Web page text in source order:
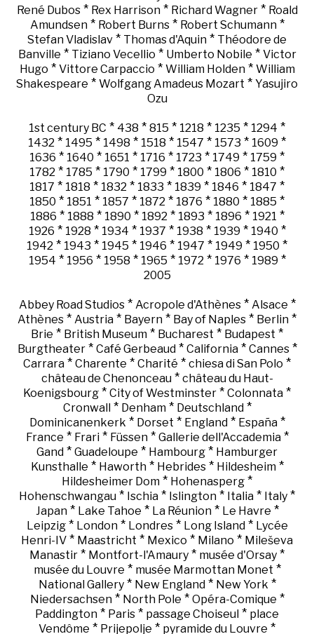
René Dubos* Rex Harrison* Richard Wagner* Roald
Amundsen* Robert Burns* Robert Schumann*
Stefan Vladislav * Thomas d'Aquin * Théodore de
Banville * Tiziano Vecellio * Umberto Nobile * Victor
Hugo * Vittore Carpaccio * William Holden* William
Shakespeare * Wolfgang Amadeus Mozart * Yasujiro
Ozu
1st century BC * 438 * 815 * 1218 * 1235 * 1294 *
1432 * 1495 * 1498 * 1518 * 1547 * 1573 * 1609 *
1636 * 1640 * 1651 * 1716 * 1723 * 1749 * 1759 *
1782 * 1785 * 1790 * 1799 * 1800 * 1806 * 1810 *
1817 * 1818 * 1832 * 1833 * 1839 * 1846 * 1847 *
1850 * 1851 * 1857 * 1872 * 1876 * 1880 * 1885 *
1886 * 1888 * 1890 * 1892 * 1893 * 1896 * 1921 *
1926 * 1928 * 1934 * 1937 * 1938 * 1939 * 1940 *
1942 * 1943 * 1945 * 1946 * 1947 * 1949 * 1950 *
1954 * 1956 * 1958 * 1965 * 1972 * 1976 * 1989 *
2005
Abbey Road Studios* Acropole d'Athènes* Alsace *
Athènes * Austria * Bayern * Bay of Naples * Berlin *
Brie * British Museum * Bucharest * Budapest *
Burgtheater* Café Gerbeaud* California* Cannes*
Carrara * Charente * Charité * chiesa di San Polo *
château de Chenonceau* château du Haut-
Koenigsbourg * City of Westminster * Colonnata *
Cronwall* Denham* Deutschland*
Dominicanenkerk * Dorset * England* España*
France * Frari* Füssen* Gallerie dell'Accademia*
Gand * Guadeloupe * Hambourg * Hamburger
Kunsthalle * Haworth* Hebrides* Hildesheim*
Hildesheimer Dom * Hohenasperg *
Hohenschwangau * Ischia * Islington * Italia * Italy *
Japan* Lake Tahoe * La Réunion* Le Havre *
Leipzig* London* Londres* Long Island* Lycée
Henri-IV * Maastricht * Mexico * Milano * Mileševa
Manastir * Montfort-l'Amaury * musée d'Orsay *
musée du Louvre * musée Marmottan Monet *
National Gallery* New England* New York *
Niedersachsen* North Pole * Opéra-Comique *
Paddington * Paris * passage Choiseul * place
Vendôme * Prijepolje * pyramide du Louvre *